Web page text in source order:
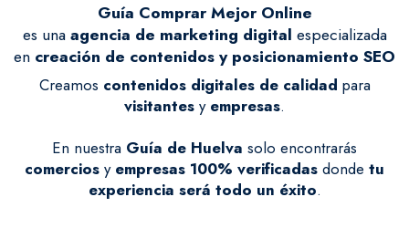
Guía Comprar Mejor Online
es unaagencia de marketing digital especializada
en creación de contenidos y posicionamiento SEO
Creamos contenidos digitales de calidad para
visitantes y empresas.
En nuestra Guía de Huelva solo encontrarás
comercios y empresas 100% verificadas donde tu
experiencia será todo un éxito.